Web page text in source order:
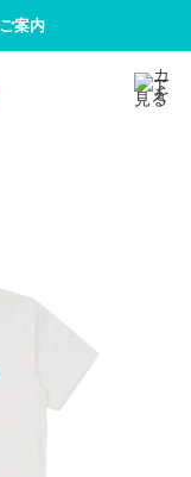
案内